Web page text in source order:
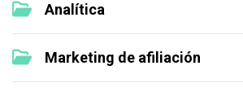
Analítica
Marketing de afiliación